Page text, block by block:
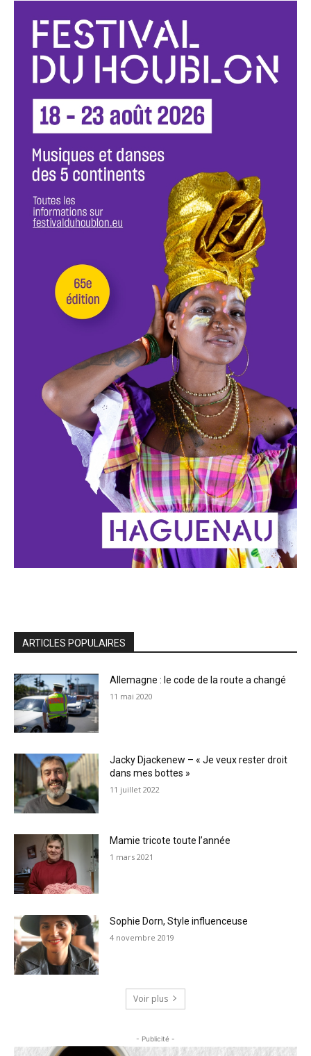
ARTICLES POPULAIRES
Allemagne : le code de la route a changé
11 mai 2020
Jacky Djackenew – « Je veux rester droit
dans mes bottes »
11 juillet 2022
Mamie tricote toute l’année
1 mars 2021
Sophie Dorn, Style influenceuse
4 novembre 2019
Voir plus
- Publicité -